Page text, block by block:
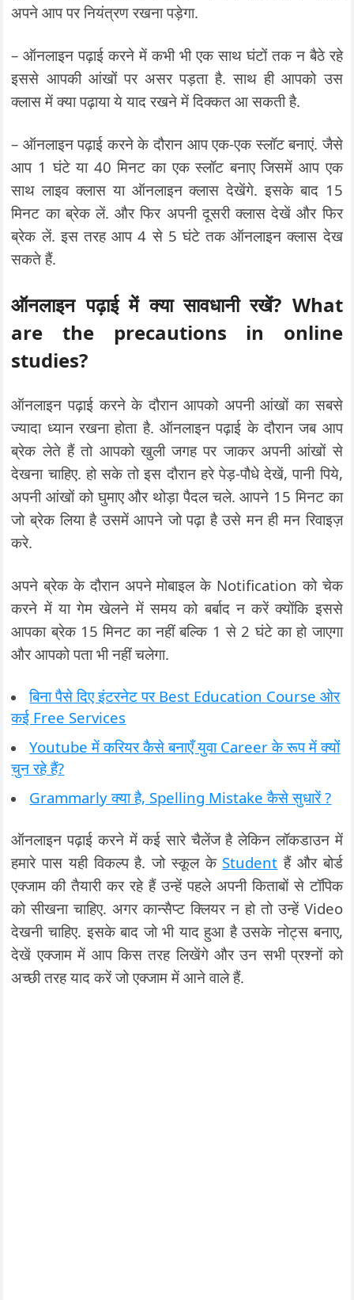
अपने आप पर नियंत्रण रखना पड़ेगा.
– ऑनलाइन पढ़ाई करने में कभी भी एक साथ घंटों तक न बैठे रहे
इससे आपकी आंखों पर असर पड़ता है. साथ ही आपको उस
क्लास में क्या पढ़ाया ये याद रखने में दिक्कत आ सकती है.
– ऑनलाइन पढ़ाई करने के दौरान आप एक-एक स्लॉट बनाएं. जैसे
आप 1 घंटे या 40 मिनट का एक स्लॉट बनाए जिसमें आप एक
साथ लाइव क्लास या ऑनलाइन क्लास देखेंगे. इसके बाद 15
मिनट का ब्रेक लें. और फिर अपनी दूसरी क्लास देखें और फिर
ब्रेक लें. इस तरह आप 4 से 5 घंटे तक ऑनलाइन क्लास देख
सकते हैं.
ऑनलाइन पढ़ाई में क्या सावधानी रखें? What
are the precautions in online
studies?
ऑनलाइन पढ़ाई करने के दौरान आपको अपनी आंखों का सबसे
ज्यादा ध्यान रखना होता है. ऑनलाइन पढ़ाई के दौरान जब आप
ब्रेक लेते हैं तो आपको खुली जगह पर जाकर अपनी आंखों से
देखना चाहिए. हो सके तो इस दौरान हरे पेड़-पौधे देखें, पानी पिये,
अपनी आंखों को घुमाए और थोड़ा पैदल चले. आपने 15 मिनट का
जो ब्रेक लिया है उसमें आपने जो पढ़ा है उसे मन ही मन रिवाइज़
करे.
अपने ब्रेक के दौरान अपने मोबाइल के Notification को चेक
करने में या गेम खेलने में समय को बर्बाद न करें क्योंकि इससे
आपका ब्रेक 15 मिनट का नहीं बल्कि 1 से 2 घंटे का हो जाएगा
और आपको पता भी नहीं चलेगा.
बिना पैसे दिए इंटरनेट पर Best Education Course ओर
कई Free Services
Youtube में करियर कैसे बनाएँ युवा Career के रूप में क्यों
चुन रहे हैं?
Grammarly क्या है, Spelling Mistake कैसे सुधारें ?
ऑनलाइन पढ़ाई करने में कई सारे चैलेंज है लेकिन लॉकडाउन में
हमारे पास यही विकल्प है. जो स्कूल के Student हैं और बोर्ड
एक्जाम की तैयारी कर रहे हैं उन्हें पहले अपनी किताबों से टॉपिक
को सीखना चाहिए. अगर कान्सैप्ट क्लियर न हो तो उन्हें Video
देखनी चाहिए. इसके बाद जो भी याद हुआ है उसके नोट्स बनाए,
देखें एक्जाम में आप किस तरह लिखेंगे और उन सभी प्रश्नों को
अच्छी तरह याद करें जो एक्जाम में आने वाले हैं.